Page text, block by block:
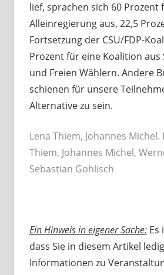
lief, sprachen sich 60 Prozent
Alleinregierung aus, 22,5
Fortsetzung der CSU/FDP-
Prozent für eine Koalition aus
und Freien Wählern. Andere
schienen für unsere
Alternative zu sein.
Lena Thiem, Johannes Michel.
Thiem, Johannes Michel,
Sebastian Gohlisch
Ein Hinweis in eigener Sache:Es
dass Sie in diesem Artikel
Informationen zu